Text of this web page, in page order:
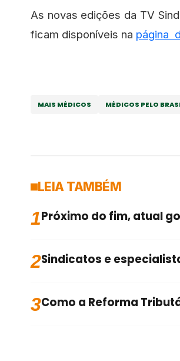
As novas edições da TV
ficam disponíveis na página
MAIS MÉDICOS MÉDICOS PELO
LEIA TAMBÉM
1Próximo do fim, atual
2Sindicatos e
3Como a Reforma